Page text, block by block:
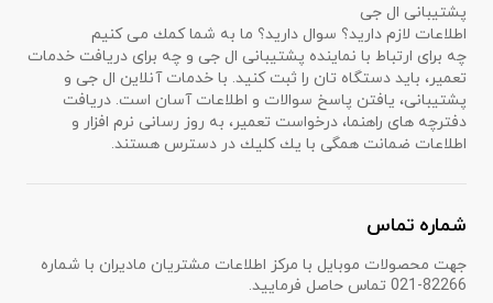
پشتیبانی ال جی
اطلاعات لازم دارید؟ سوال دارید؟ ما به شما كمك می كنیم
چه برای ارتباط با نماینده پشتیبانی ال جی و چه برای دریافت خدمات
تعمیر، باید دستگاه تان را ثبت كنید. با خدمات آنلاین ال جی و
پشتیبانی، یافتن پاسخ سوالات و اطلاعات آسان است. دریافت
دفترچه های راهنما، درخواست تعمیر، به روز رسانی نرم افزار و
اطلاعات ضمانت همگی با یك كلیك در دسترس هستند.
شماره تماس
جهت محصولات موبایل با مرکز اطلاعات مشتریان مادیران با شماره
82266-021 تماس حاصل فرمایید.